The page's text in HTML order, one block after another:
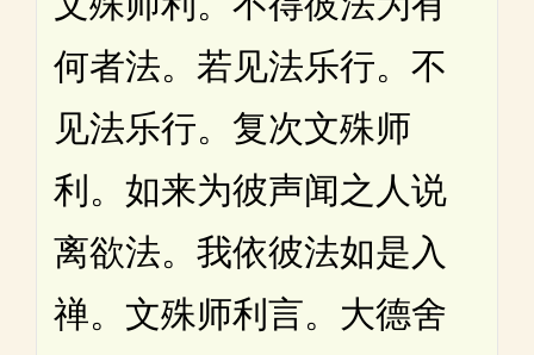
何者法。若见法乐行。不
见法乐行。复次文殊师
利。如来为彼声闻之人说
离欲法。我依彼法如是入
禅。文殊师利言。大德舍